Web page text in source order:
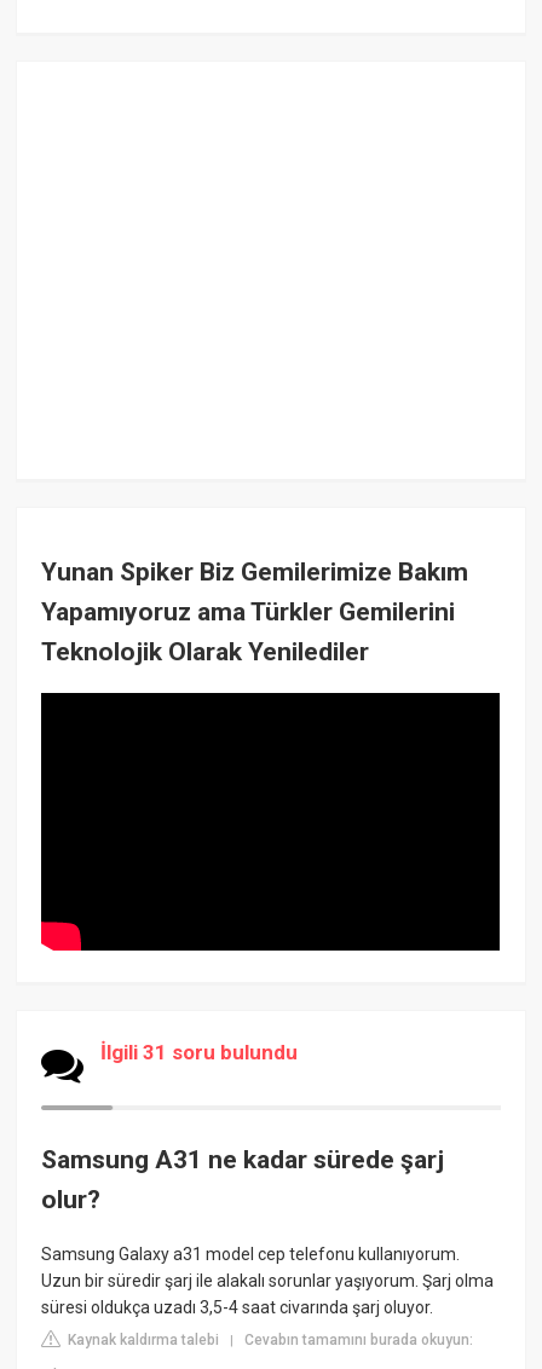
Yunan Spiker Biz Gemilerimize Bakım
Yapamıyoruz ama Türkler Gemilerini
Teknolojik Olarak Yenilediler
İlgili 31 soru bulundu
Samsung A31 ne kadar sürede şarj
olur?
Samsung Galaxy a31 model cep telefonu kullanıyorum.
Uzun bir süredir şarj ile alakalı sorunlar yaşıyorum. Şarj olma
süresi oldukça uzadı 3,5-4 saat civarında şarj oluyor.
Kaynak kaldırma talebi |Cevabın tamamını burada okuyun: